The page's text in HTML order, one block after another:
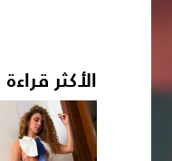
الأكثر قراءة